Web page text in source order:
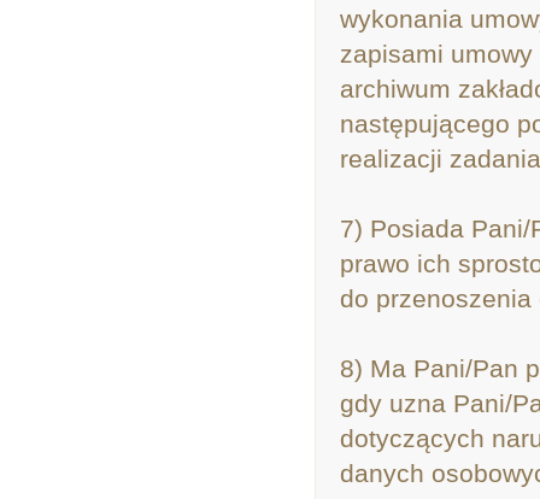
wykonania
zapisami
archiwum
następującego
realizacji
7) Posiada
prawo ich
do
8) Ma Pani/Pan
gdy uzna Pani/
dotyczących
danych